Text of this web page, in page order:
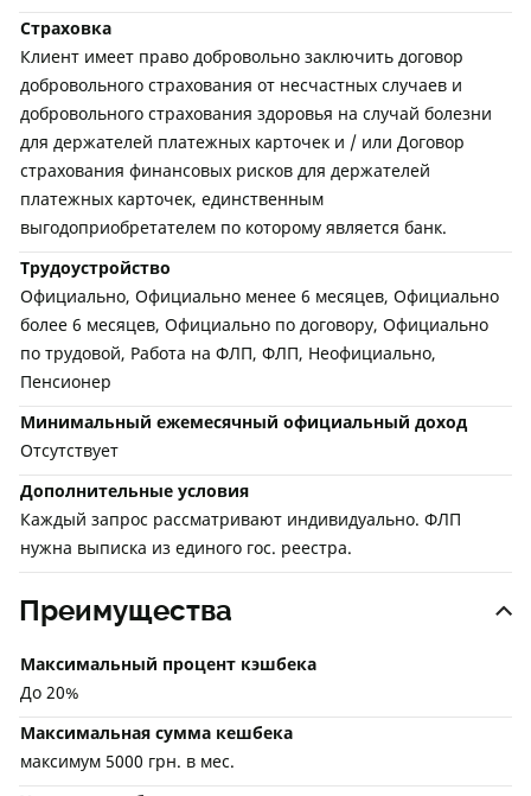
Страховка
Клиент имеет право добровольно заключить договор
добровольного страхования от несчастных случаев и
добровольного страхования здоровья на случай болезни
для держателей платежных карточек и / или Договор
страхования финансовых рисков для держателей
платежных карточек, единственным
выгодоприобретателем по которому является банк.
Трудоустройство
Официально, Официально менее 6 месяцев, Официально
более 6 месяцев, Официально по договору, Официально
по трудовой, Работа на ФЛП, ФЛП, Неофициально,
Пенсионер
Минимальный ежемесячный официальный доход
Отсутствует
Дополнительные условия
Каждый запрос рассматривают индивидуально. ФЛП
нужна выписка из единого гос. реестра.
Преимущества
Максимальный процент кэшбека
До 20%
Максимальная сумма кешбека
максимум 5000 грн. в мес.